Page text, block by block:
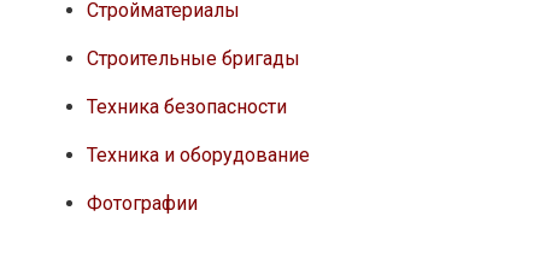
Стройматериалы
Строительные бригады
Техника безопасности
Техника и оборудование
Фотографии